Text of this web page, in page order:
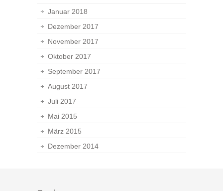
Januar 2018
Dezember 2017
November 2017
Oktober 2017
September 2017
August 2017
Juli 2017
Mai 2015
März 2015
Dezember 2014